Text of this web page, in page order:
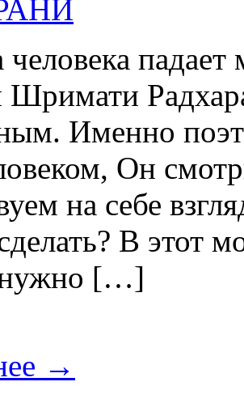
человека
Шримати
Именно
Он
на себе
В этот
[…]
→